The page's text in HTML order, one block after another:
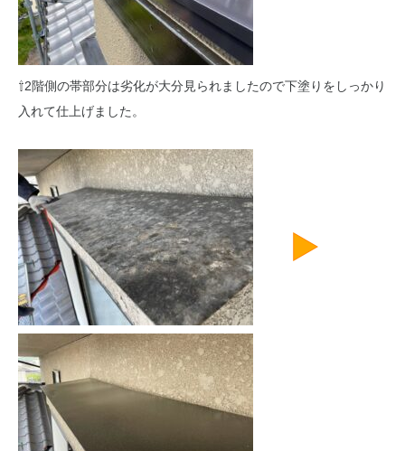
⇧2階側の帯部分は劣化が大分見られましたので下塗りをしっかり
入れて仕上げました。